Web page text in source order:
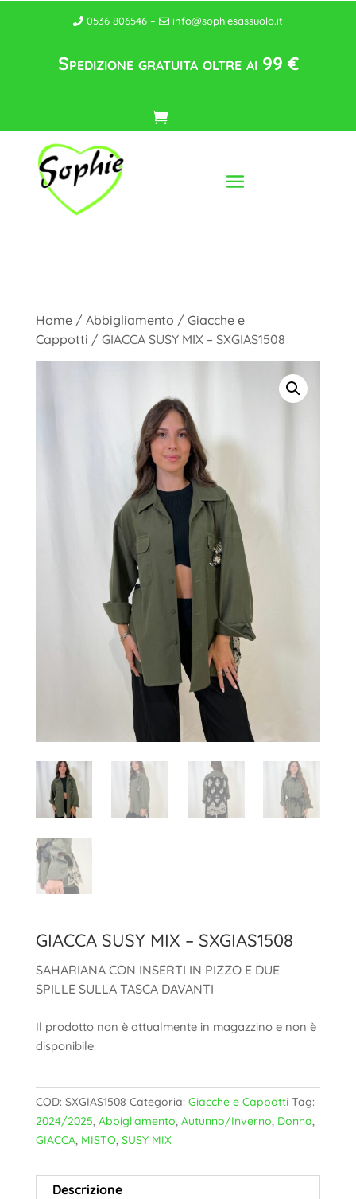
0536 806546 – info@sophiesassuolo.it
Spedizione gratuita oltre ai 99 €
Home/ Abbigliamento / Giacche e
Cappotti / GIACCA SUSY MIX – SXGIAS1508
GIACCA SUSY MIX – SXGIAS1508
SAHARIANA CON INSERTI IN PIZZO E DUE
SPILLE SULLA TASCA DAVANTI
Il prodotto non è attualmente in magazzino e non è
disponibile.
COD: SXGIAS1508 Categoria: Giacche e Cappotti Tag:
2024/2025, Abbigliamento, Autunno/Inverno, Donna,
GIACCA, MISTO, SUSY MIX
Descrizione